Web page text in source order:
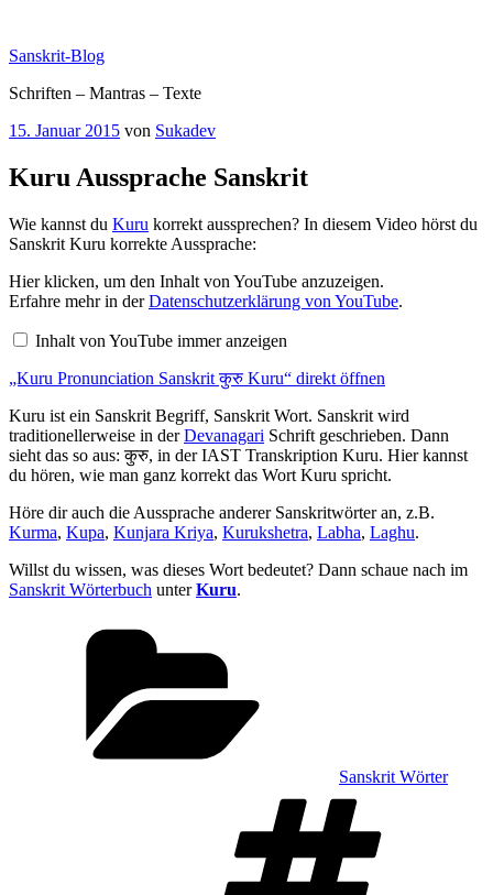
springen
Sanskrit-Blog
Schriften – Mantras – Texte
Veröffentlicht
15. Januar 2015 von Sukadev
Kuru Aussprache Sanskrit
Wie kannst du Kuru korrekt aussprechen? In diesem Video hörst du
Sanskrit Kuru korrekte Aussprache:
„Kuru
Pronunciation
Sanskrit
Kuru“
YouTube
Hier klicken, um den Inhalt von YouTube anzuzeigen.
Erfahre mehr in derDatenschutzerklärung von YouTube.
Inhalt von YouTube immer anzeigen
„Kuru Pronunciation Sanskrit कुरु Kuru“ direkt öffnen
Kuru ist ein Sanskrit Begriff, Sanskrit Wort. Sanskrit wird
traditionellerweise in derDevanagari Schrift geschrieben. Dann
sieht das so aus: कुरु, in der IAST Transkription Kuru. Hier kannst
du hören, wie man ganz korrekt das Wort Kuru spricht.
Höre dir auch die Aussprache anderer Sanskritwörter an, z.B.
Kurma, Kupa, Kunjara Kriya, Kurukshetra, Labha, Laghu.
Willst du wissen, was dieses Wort bedeutet? Dann schaue nach im
Sanskrit Wörterbuch unterKuru.
Sanskrit Wörter